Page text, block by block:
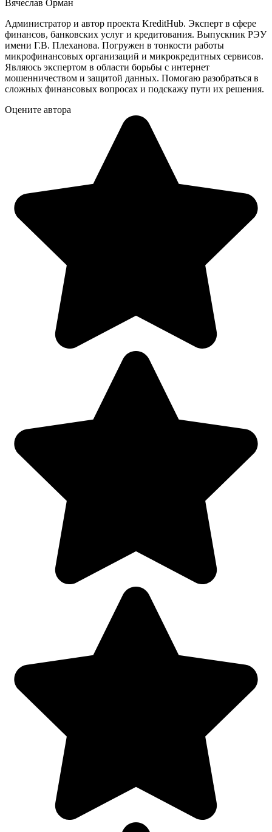
Вячеслав Орман
Администратор и автор проекта KreditHub. Эксперт в сфере
финансов, банковских услуг и кредитования. Выпускник РЭУ
имени Г.В. Плеханова. Погружен в тонкости работы
микрофинансовых организаций и микрокредитных сервисов.
Являюсь экспертом в области борьбы с интернет
мошенничеством и защитой данных. Помогаю разобраться в
сложных финансовых вопросах и подскажу пути их решения.
Оцените автора